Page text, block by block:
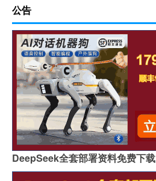
公告
DeepSeek全套部署资料免费下载